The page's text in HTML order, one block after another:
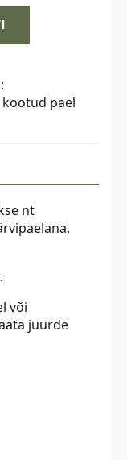
kootud pael
nt
või
juurde